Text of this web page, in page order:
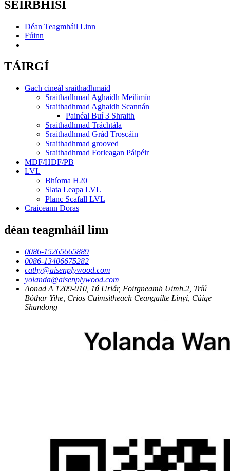
SEIRBHÍSÍ
Déan Teagmháil Linn
Fúinn
TÁIRGÍ
Gach cineál sraithadhmaid
Sraithadhmad Aghaidh Meilimín
Sraithadhmad Aghaidh Scannán
Painéal Buí 3 Shraith
Sraithadhmad Tráchtála
Sraithadhmad Grád Troscáin
Sraithadhmad grooved
Sraithadhmad Forleagan Páipéir
MDF/HDF/PB
LVL
Bhíoma H20
Slata Leapa LVL
Planc Scafall LVL
Craiceann Doras
déan teagmháil linn
0086-15265665889
0086-13406675282
cathy@aisenplywood.com
yolanda@aisenplywood.com
Aonad A 1209-010, 1ú Urlár, Foirgneamh Uimh.2, Tríú
Bóthar Yihe, Crios Cuimsitheach Ceangailte Linyi, Cúige
Shandong